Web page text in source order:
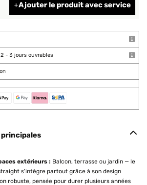
Ajouter le produit avec service
- 3 jours ouvrables
extérieurs : Balcon, terrasse ou jardin — le
s'intègre partout grâce à son design
robuste, pensée pour durer plusieurs années